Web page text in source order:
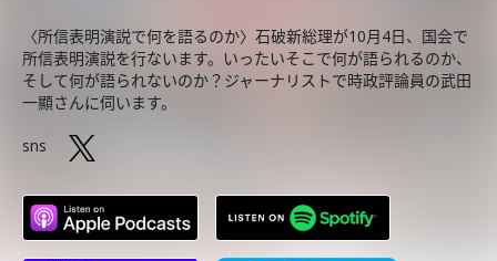
〈所信表明演説で何を語るのか〉石破新総理が10月4日、国会で
所信表明演説を行ないます。いったいそこで何が語られるのか、
そして何が語られないのか？ジャーナリストで時政評論員の武田
一顯さんに伺います。
sns